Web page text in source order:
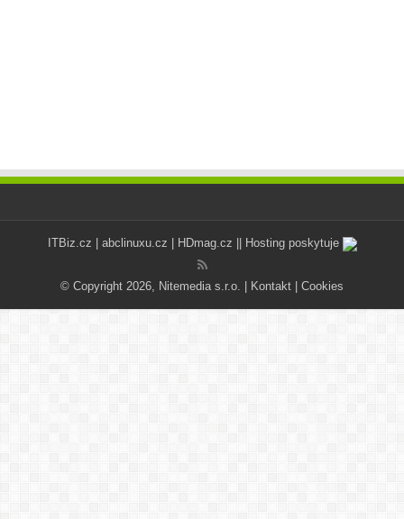
ITBiz.cz abclinuxu.cz HDmag.cz || Hosting poskytuje
© Copyright 2026, Nitemedia s.r.o. | Kontakt Cookies